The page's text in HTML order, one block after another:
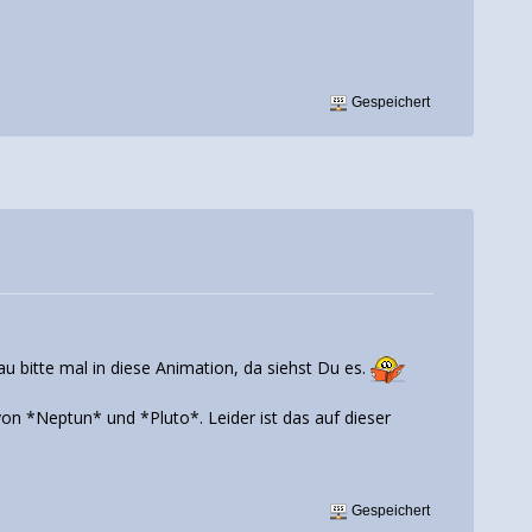
Gespeichert
bitte mal in diese Animation, da siehst Du es.
*Neptun* und *Pluto*. Leider ist das auf dieser
Gespeichert